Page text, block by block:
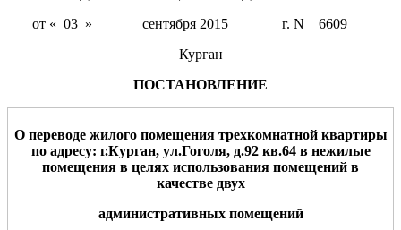
от «_03_»_______сентября 2015_______ г. N__6609___
Курган
ПОСТАНОВЛЕНИЕ
О переводе жилого помещения трехкомнатной квартиры
по адресу: г.Курган, ул.Гоголя, д.92кв.64в нежилые
помещения в целях использования помещений в
качестве двух
административных помещений